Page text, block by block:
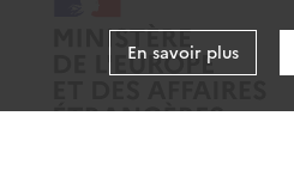
En savoir plus